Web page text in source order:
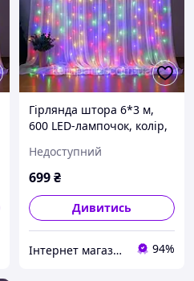
Гірлянда штора 6*3 м,
600 LED-лампочок, колір,
павербанка, яскраво
світить, безліч режимів.
Недоступний
699₴
Дивитись
Інтернет магазин KupiPartu 94%